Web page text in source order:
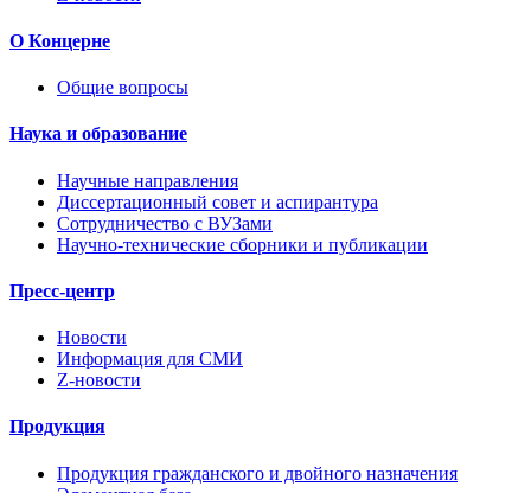
О Концерне
Общие вопросы
Наука и образование
Научные направления
Диссертационный совет и аспирантура
Сотрудничество с ВУЗами
Научно-технические сборники и публикации
Пресс-центр
Новости
Информация для СМИ
Z-новости
Продукция
Продукция гражданского и двойного назначения